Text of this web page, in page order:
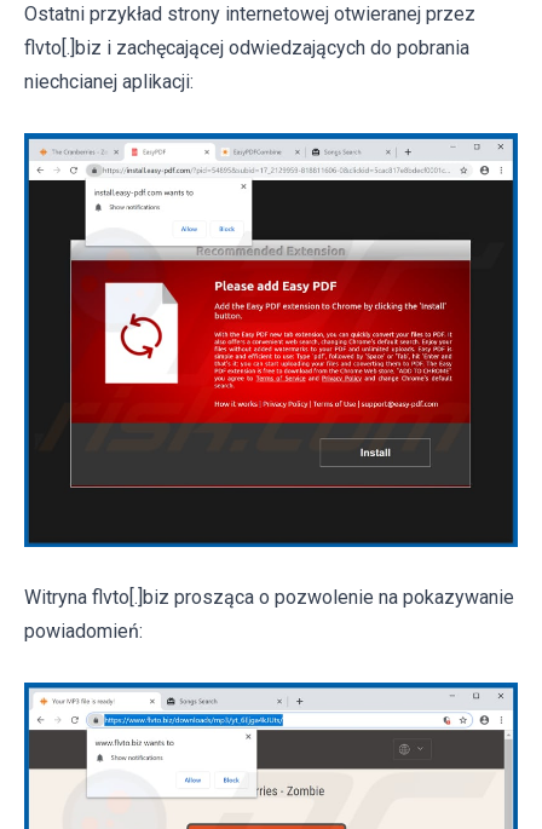
Ostatni przykład strony internetowej otwieranej przez
flvto[.]biz i zachęcającej odwiedzających do pobrania
niechcianej aplikacji:
Witryna flvto[.]biz prosząca o pozwolenie na pokazywanie
powiadomień: